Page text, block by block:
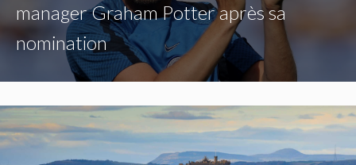
manager Graham Potter après sa
nomination